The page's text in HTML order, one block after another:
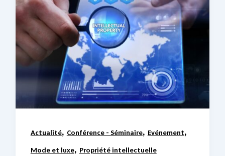
Actualité, Conférence - Séminaire, Evénement,
Mode et luxe, Propriété intellectuelle